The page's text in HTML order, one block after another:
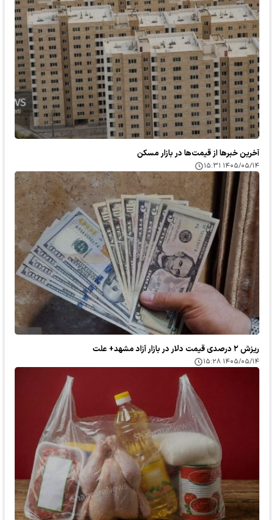
آخرین خبر‌ها از قیمت‌ها در بازار مسکن
۱۴۰۵/۰۵/۱۴ ۱۵:۳۱
ریزش ۲ درصدی قیمت دلار در بازار آزاد مشهد+ علت
۱۴۰۵/۰۵/۱۴ ۱۵:۲۸